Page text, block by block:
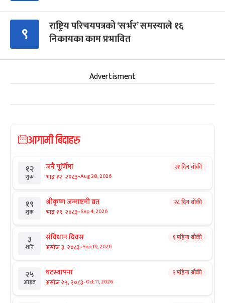
९
राष्ट्रिय परिचयपत्रको ‘सर्भर’ समस्याले १६
निकायका काम प्रभावित
Advertisment
आगामी बिदाहरु
१२
शुक्र
जनै पूर्णिमा
भाद्र १२, २०८३-Aug 28, 2026
२१ दिन बाँकी
१९
शुक्र
श्रीकृष्ण जन्माष्टमी व्रत
भाद्र १९, २०८३-Sep 4, 2026
२८ दिन बाँकी
३
शनि
संविधान दिवस
असोज ३, २०८३-Sep 19, 2026
१ महिना बाँकी
२५
आइत
घटस्थापना
असोज २५, २०८३-Oct 11, 2026
२ महिना बाँकी